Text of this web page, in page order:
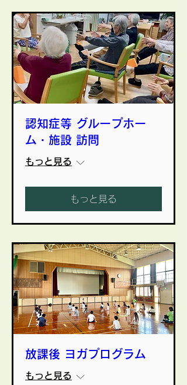
認知症等 グループホー
ム・施設 訪問
もっと見る
もっと見る
放課後 ヨガプログラム
もっと見る